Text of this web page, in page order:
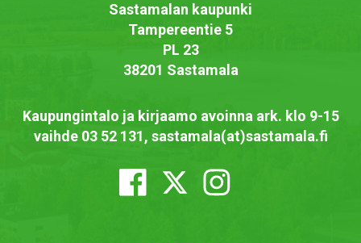
Sastamalan kaupunki
Tampereentie 5
PL 23
38201 Sastamala
Kaupungintalo ja kirjaamo avoinna ark. klo 9-15
vaihde 03 52 131, sastamala(at)sastamala.fi